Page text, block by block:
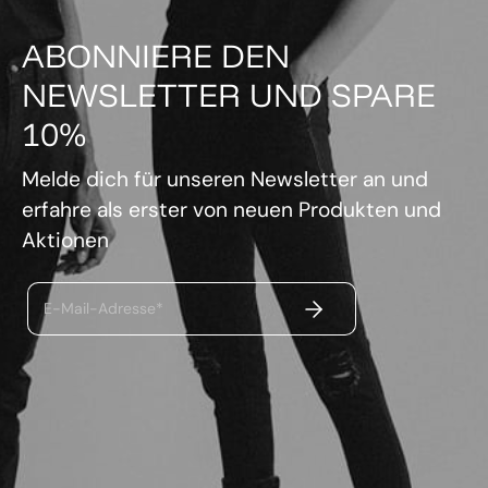
ABONNIERE DEN
NEWSLETTER UND SPARE
10%
Melde dich für unseren Newsletter an und
erfahre als erster von neuen Produkten und
Aktionen
E-Mail-Adresse* ABSENDEN